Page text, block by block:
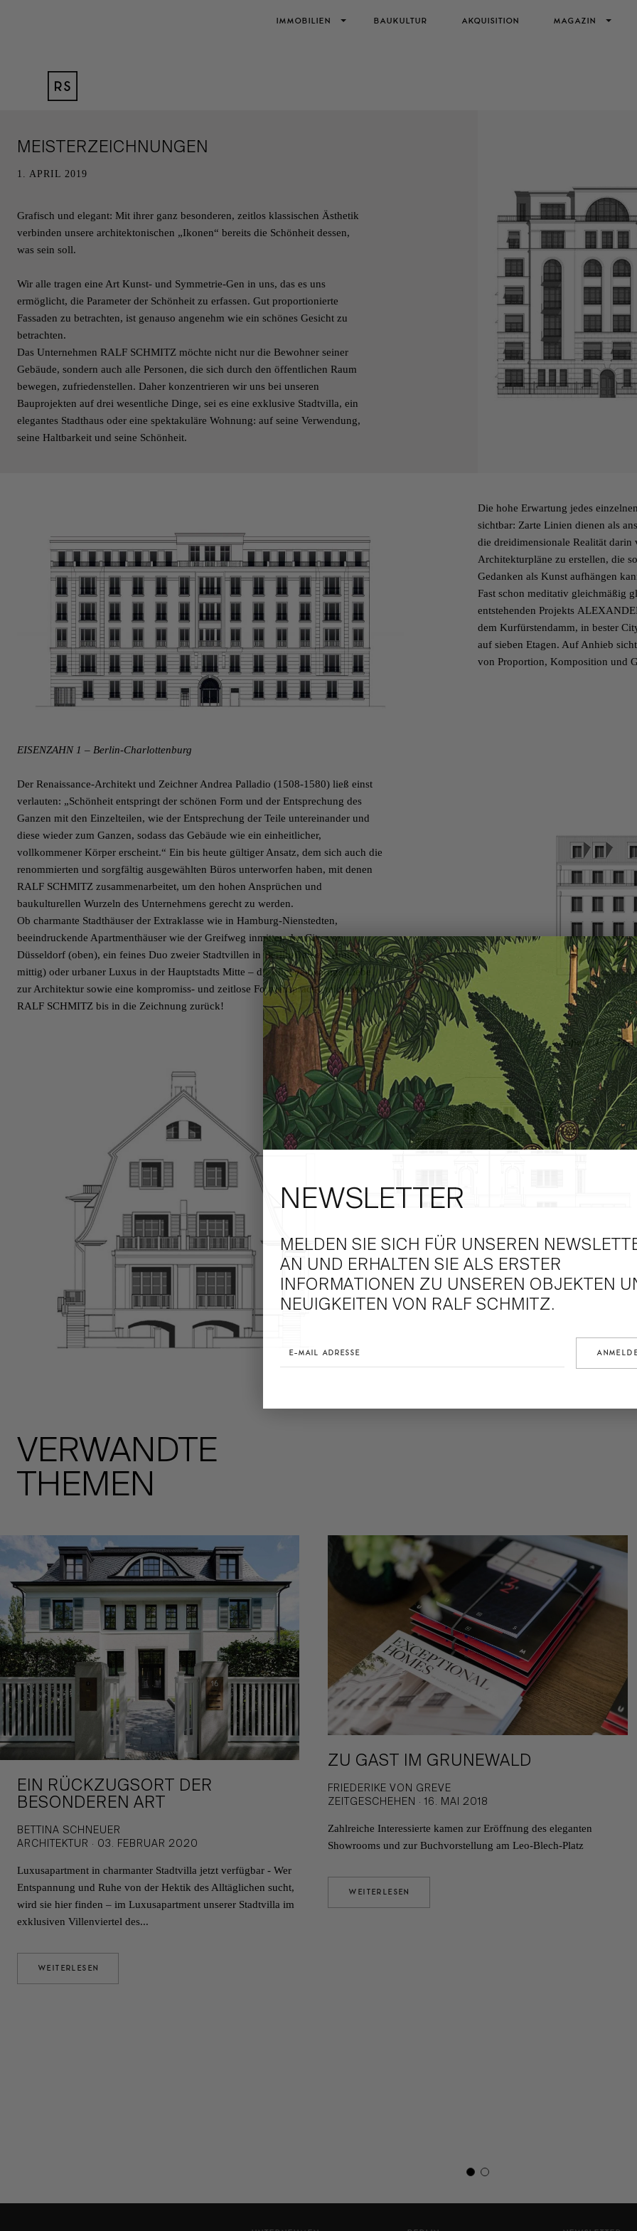
IMMOBILIEN BAUKULTUR AKQUISITION MAGAZIN
MEISTERZEICHNUNGEN
1. APRIL 2019
Grafisch und elegant: Mit ihrer ganz besonderen, zeitlos klassischen Ästhetik
verbinden unsere architektonischen „Ikonen“ bereits die Schönheit dessen,
was sein soll.
Wir alle tragen eine Art Kunst- und Symmetrie-Gen in uns, das es uns
ermöglicht, die Parameter der Schönheit zu erfassen. Gut proportionierte
Fassaden zu betrachten, ist genauso angenehm wie ein schönes Gesicht zu
betrachten.
Das Unternehmen RALF SCHMITZ möchte nicht nur die Bewohner seiner
Gebäude, sondern auch alle Personen, die sich durch den öffentlichen Raum
bewegen, zufriedenstellen. Daher konzentrieren wir uns bei unseren
Bauprojekten auf drei wesentliche Dinge, sei es eine exklusive Stadtvilla, ein
elegantes Stadthaus oder eine spektakuläre Wohnung: auf seine Verwendung,
seine Haltbarkeit und seine Schönheit.
EISENZAHN 1 – Berlin-Charlottenburg
Die hohe Erwartung jedes
sichtbar: Zarte Linien dienen als
die dreidimensionale Realität
Architekturpläne zu erstellen, die
Gedanken als Kunst aufhängen
Fast schon meditativ gleichmäßig
entstehenden Projekts
dem Kurfürstendamm, in bester
auf sieben Etagen. Auf Anhieb
von Proportion, Komposition und
Der Renaissance-Architekt und Zeichner Andrea Palladio (1508-1580) ließ einst
verlauten: „Schönheit entspringt der schönen Form und der Entsprechung des
Ganzen mit den Einzelteilen, wie der Entsprechung der Teile untereinander und
diese wieder zum Ganzen, sodass das Gebäude wie ein einheitlicher,
vollkommener Körper erscheint.“ Ein bis heute gültiger Ansatz, dem sich auch die
renommierten und sorgfältig ausgewählten Büros unterworfen haben, mit denen
RALF SCHMITZ zusammenarbeitet, um den hohen Ansprüchen und
baukulturellen Wurzeln des Unternehmens gerecht zu werden.
Ob charmante Stadthäuser der Extraklasse wie inHamburg-Nienstedten,
beeindruckende Apartmenthäuser wie derGreifweg inmitten der City von
Düsseldorf (oben), ein feines Duo zweier Stadtvillen in Berlin-Dahlem (unten
mittig) oder urbaner Luxus in der HauptstadtsMitte – die allgegenwärtige Liebe
zur Architektur sowie eine kompromiss- und zeitlose Formensprache reicht bei
RALF SCHMITZ bis in die Zeichnung zurück!
Greifweg 14 –
VERWANDTE
THEMEN
EIN RÜCKZUGSORT DER
BESONDEREN ART
BETTINA SCHNEUER
ARCHITEKTUR · 03. FEBRUAR 2020
Luxusapartment in charmanter Stadtvilla jetzt verfügbar - Wer
Entspannung und Ruhe von der Hektik des Alltäglichen sucht,
wird sie hier finden – im Luxusapartment unserer Stadtvilla im
exklusiven Villenviertel des...
WEITERLESEN
ZU GAST IM GRUNEWALD
FRIEDERIKE VON GREVE
ZEITGESCHEHEN · 16. MAI 2018
Zahlreiche Interessierte kamen zur Eröffnung des eleganten
Showrooms und zur Buchvorstellung am Leo-Blech-Platz
WEITERLESEN
NEWSLETTER
MELDEN SIE SICH FÜR UNSEREN
AN UND ERHALTEN SIE ALS ERSTER
INFORMATIONEN ZU UNSEREN OBJEKTEN
NEUIGKEITEN VON RALF SCHMITZ.